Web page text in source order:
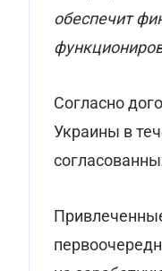
обеспечит
Согласно
Украины в